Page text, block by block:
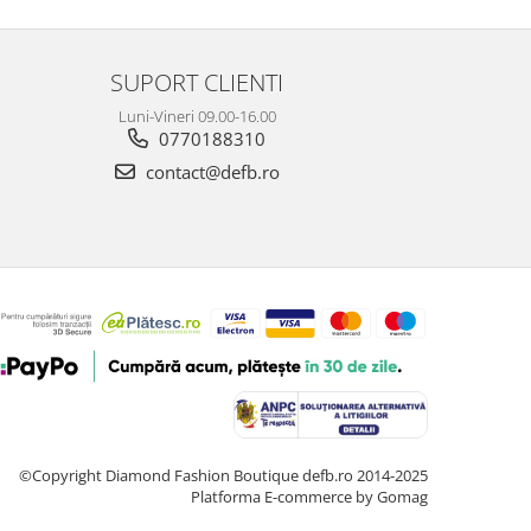
SUPORT CLIENTI
Luni-Vineri 09.00-16.00
0770188310
contact@defb.ro
©Copyright Diamond Fashion Boutique defb.ro 2014-2025
Platforma E-commerce by Gomag